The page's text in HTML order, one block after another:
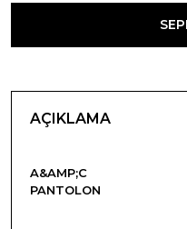
AÇIKLAMA
A&AMP;C
PANTOLON